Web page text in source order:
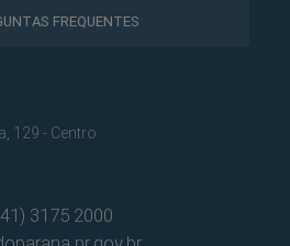
FREQUENTES
129 - Centro
3175 2000